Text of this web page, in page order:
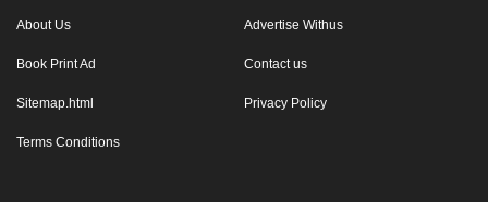
About Us Advertise Withus
Book Print Ad Contact us
Sitemap.html Privacy Policy
Terms Conditions